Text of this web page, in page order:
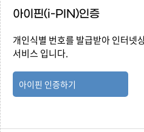
아이핀(i-PIN)인증
개인식별 번호를 발급받아 인터넷
서비스 입니다.
아이핀 인증하기